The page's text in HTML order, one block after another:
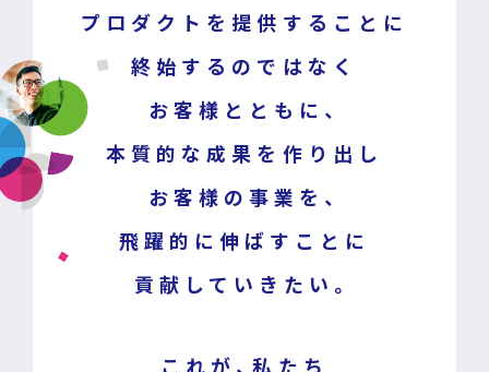
プロダクトを提供することに
終始するのではなく
お客様とともに、
本質的な成果を作り出し
お客様の事業を、
飛躍的に伸ばすことに
貢献していきたい。
これが、私たち